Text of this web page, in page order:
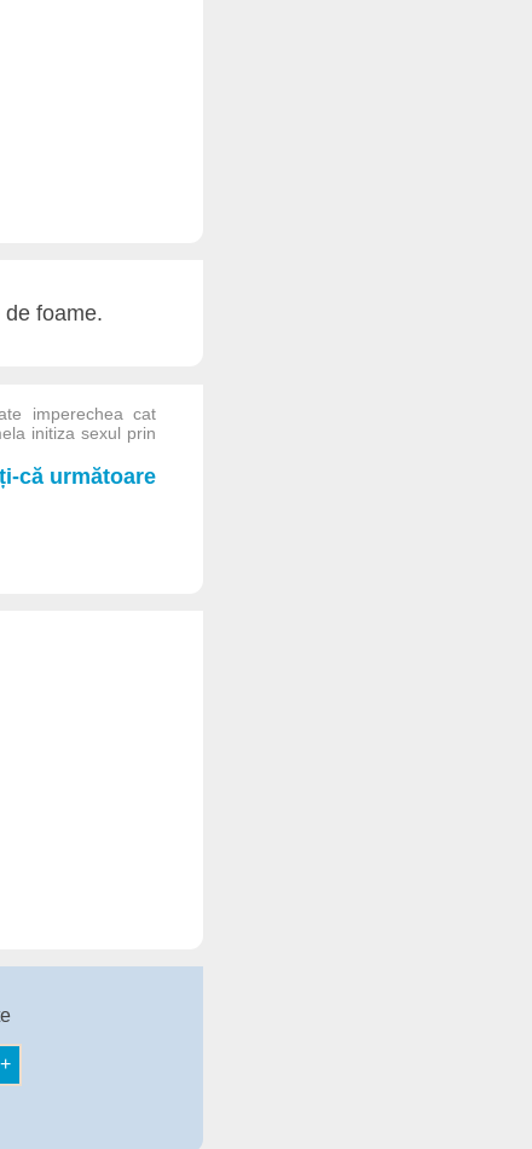
foame.
imperechea cat
initiza sexul prin
că următoare